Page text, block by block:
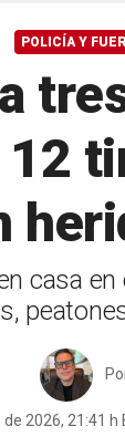
POLICÍA Y
casa
2026, 21:41 h